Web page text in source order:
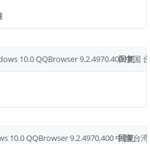
回复
10.0QQBrowser 9.2.4970.400中国
回复
10.0QQBrowser 9.2.4970.400中国 台